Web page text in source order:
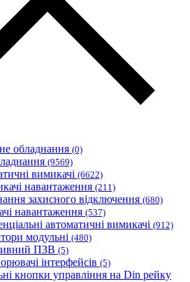
кольорових металів (ЗЗКМ)
обладнання (0)
(9569)
вимикачі (6622)
навантаження (211)
захисного відключення (680)
навантаження (537)
автоматичні вимикачі (912)
модульні (480)
ПЗВ (5)
інтерфейсів (5)
кнопки управління на Din рейку